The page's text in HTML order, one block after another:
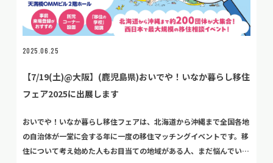
2025.06.25
【7/19(土)@大阪】(鹿児島県)おいでや！いなか暮らし移住
フェア2025に出展します
おいでや！いなか暮らし移住フェアは、北海道から沖縄まで全国各地
の自治体が一堂に会する年に一度の移住マッチングイベントです。移
住について考え始めた人もお目当ての地域がある人、まだ悩んでいる